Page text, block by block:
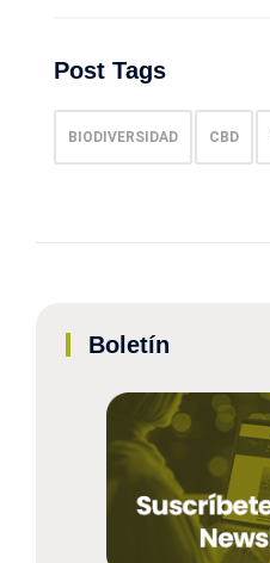
Post Tags
BIODIVERSIDAD CBD
Boletín